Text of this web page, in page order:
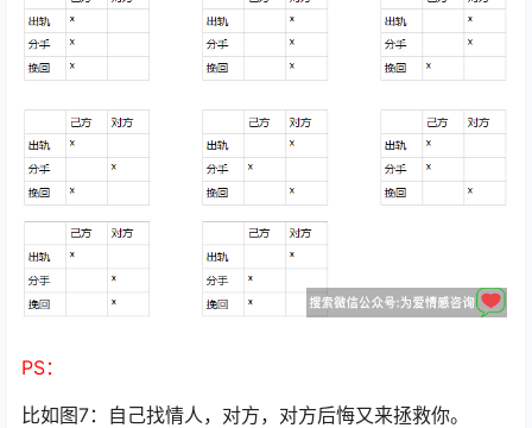
PS：
比如图7：自己找情人，对方，对方后悔又来拯救你。